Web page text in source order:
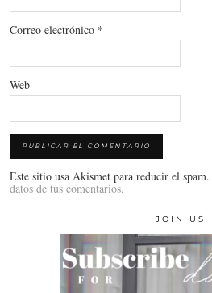
Correo electrónico *
Web
Este sitio usa Akismet para reducir el spam.
datos de tus comentarios.
JOIN US